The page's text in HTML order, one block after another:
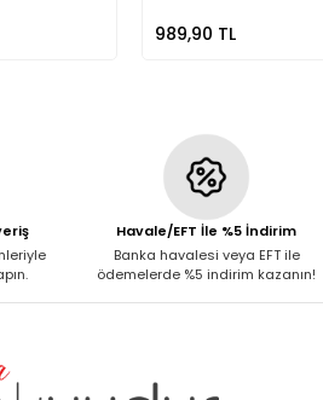
989,90 TL
Havale/EFT İle %5 İndirim
Banka havalesi veya EFT ile
ödemelerde %5 indirim kazanın!